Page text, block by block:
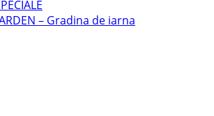
– Gradina de iarna